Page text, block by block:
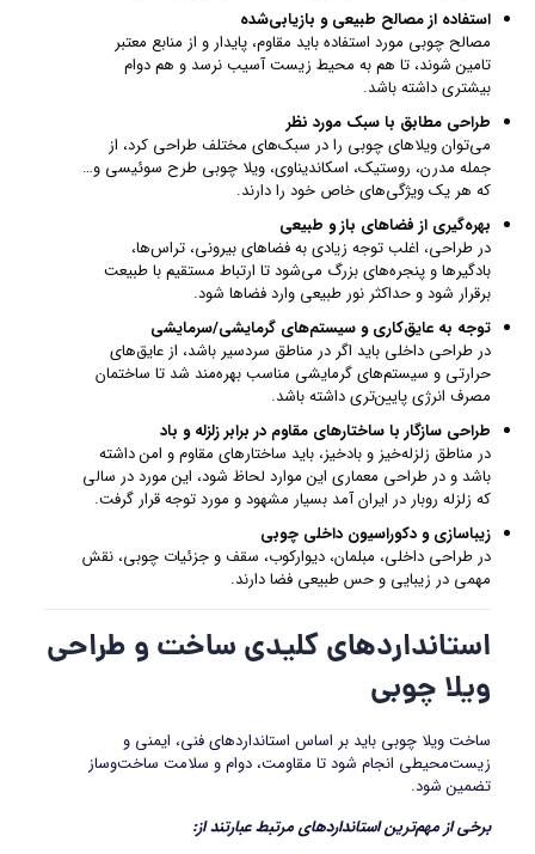
استفاده از مصالح طبیعی و بازیابی‌شده
مصالح چوبی مورد استفاده باید مقاوم، پایدار و از منابع معتبر
تامین شوند، تا هم به محیط زیست آسیب نرسد و هم دوام
بیشتری داشته باشد.
طراحی مطابق با سبک مورد نظر
می‌توان ویلاهای چوبی را در سبک‌های مختلف طراحی کرد، از
جمله مدرن، روستیک، اسکاندیناوی، ویلا چوبی طرح سوئیسی و…
که هر یک ویژگی‌های خاص خود را دارند.
بهره‌گیری از فضاهای باز و طبیعی
در طراحی، اغلب توجه زیادی به فضاهای بیرونی، تراس‌ها،
بادگیرها و پنجره‌های بزرگ می‌شود تا ارتباط مستقیم با طبیعت
برقرار شود و حداکثر نور طبیعی وارد فضاها شود.
توجه به عایق‌کاری و سیستم‌های گرمایشی/سرمایشی
در طراحی داخلی باید اگر در مناطق سردسیر باشد، از عایق‌های
حرارتی و سیستم‌های گرمایشی مناسب بهره‌مند شد تا ساختمان
مصرف انرژی پایین‌تری داشته باشد.
طراحی سازگار با ساختارهای مقاوم در برابر زلزله و باد
در مناطق زلزله‌خیز و بادخیز، باید ساختارهای مقاوم و امن داشته
باشد و در طراحی معماری این موارد لحاظ شود، این مورد در سالی
که زلزله روبار در ایران آمد بسیار مشهود و مورد توجه قرار گرفت.
زیباسازی و دکوراسیون داخلی چوبی
در طراحی داخلی، مبلمان، دیوارکوب، سقف و جزئیات چوبی، نقش
مهمی در زیبایی و حس طبیعی فضا دارند.
استانداردهای کلیدی ساخت و طراحی
ویلا چوبی
ساخت ویلا چوبی باید بر اساس استانداردهای فنی، ایمنی و
زیست‌محیطی انجام شود تا مقاومت، دوام و سلامت ساخت‌و‌ساز
تضمین شود.
برخی از مهم‌ترین استانداردهای مرتبط عبارتند از: